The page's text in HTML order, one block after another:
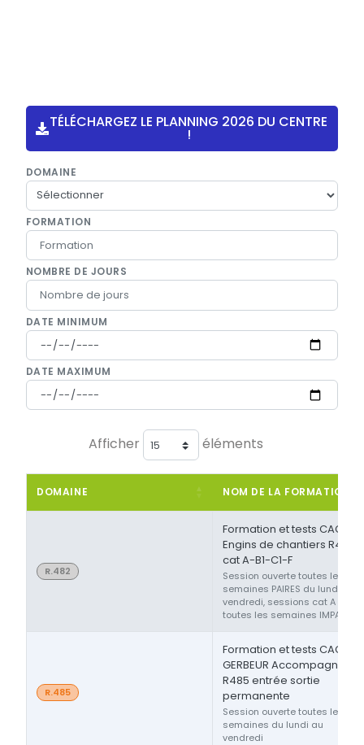
TÉLÉCHARGEZ LE PLANNING 2026 DU CENTRE
!
DOMAINE
FORMATION
NOMBRE DE JOURS
DATE MINIMUM
DATE MAXIMUM
Afficher éléments
DOMAINE NOM DE LA FORMATION
R.482
Formation et tests CACES®
Engins de chantiers R482
cat A-B1-C1-F
Session ouverte toutes les
semaines PAIRES du lundi au
vendredi, sessions cat A ou F
toutes les semaines IMPAIRES
R.485
Formation et tests CACES®
GERBEUR Accompagnant
R485 entrée sortie
permanente
Session ouverte toutes les
semaines du lundi au
vendredi